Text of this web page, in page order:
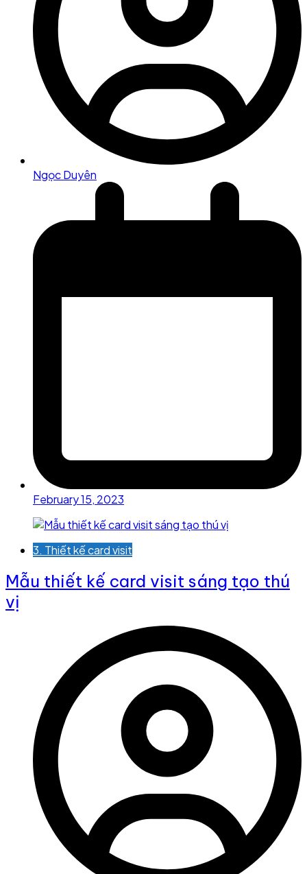
Ngọc Duyên
February 15, 2023
3. Thiết kế card visit
Mẫu thiết kế card visit sáng tạo thú
vị